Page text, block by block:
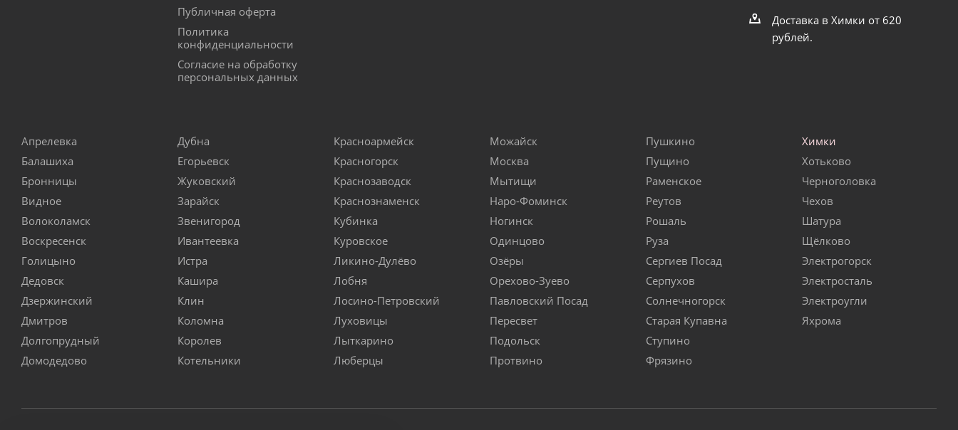
Публичная оферта
Политика
конфиденциальности
Согласие на обработку
персональных данных
Доставка в Химки от 620
рублей.
Апрелевка
Балашиха
Бронницы
Видное
Волоколамск
Воскресенск
Голицыно
Дедовск
Дзержинский
Дмитров
Долгопрудный
Домодедово
Дубна
Егорьевск
Жуковский
Зарайск
Звенигород
Ивантеевка
Истра
Кашира
Клин
Коломна
Королев
Котельники
Красноармейск
Красногорск
Краснозаводск
Краснознаменск
Кубинка
Куровское
Ликино-Дулёво
Лобня
Лосино-Петровский
Луховицы
Лыткарино
Люберцы
Можайск
Москва
Мытищи
Наро-Фоминск
Ногинск
Одинцово
Озёры
Орехово-Зуево
Павловский Посад
Пересвет
Подольск
Протвино
Пушкино
Пущино
Раменское
Реутов
Рошаль
Руза
Сергиев Посад
Серпухов
Солнечногорск
Старая Купавна
Ступино
Фрязино
Химки
Хотьково
Черноголовка
Чехов
Шатура
Щёлково
Электрогорск
Электросталь
Электроугли
Яхрома